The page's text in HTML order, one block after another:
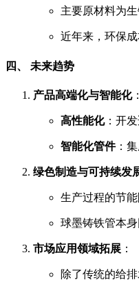
主要原材料为
近年来，环保
四、 未来趋势
产品高端化与智能化：
高性能化：开
智能化管件：
绿色制造与可持续发
生产过程的节
球墨铸铁管本
市场应用领域拓展 ：
除了传统的给